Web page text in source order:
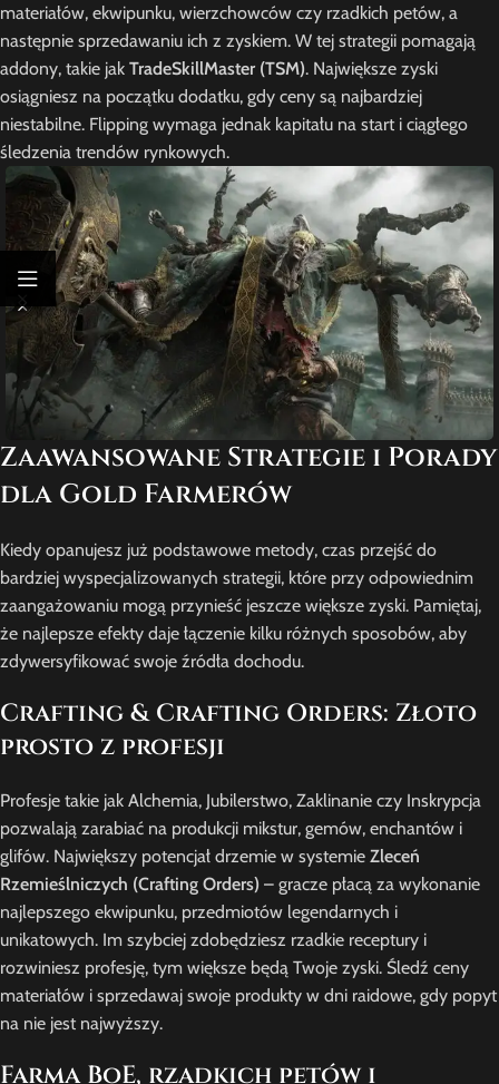
materiałów, ekwipunku, wierzchowców czy rzadkich petów, a
następnie sprzedawaniu ich z zyskiem. W tej strategii pomagają
addony, takie jak TradeSkillMaster (TSM). Największe zyski
osiągniesz na początku dodatku, gdy ceny są najbardziej
niestabilne. Flipping wymaga jednak kapitału na start i ciągłego
śledzenia trendów rynkowych.
Zaawansowane Strategie i Porady
dla Gold Farmerów
Kiedy opanujesz już podstawowe metody, czas przejść do
bardziej wyspecjalizowanych strategii, które przy odpowiednim
zaangażowaniu mogą przynieść jeszcze większe zyski. Pamiętaj,
że najlepsze efekty daje łączenie kilku różnych sposobów, aby
zdywersyfikować swoje źródła dochodu.
Crafting & Crafting Orders: Złoto
prosto z profesji
Profesje takie jak Alchemia, Jubilerstwo, Zaklinanie czy Inskrypcja
pozwalają zarabiać na produkcji mikstur, gemów, enchantów i
glifów. Największy potencjał drzemie w systemie Zleceń
Rzemieślniczych (Crafting Orders) – gracze płacą za wykonanie
najlepszego ekwipunku, przedmiotów legendarnych i
unikatowych. Im szybciej zdobędziesz rzadkie receptury i
rozwiniesz profesję, tym większe będą Twoje zyski. Śledź ceny
materiałów i sprzedawaj swoje produkty w dni raidowe, gdy popyt
na nie jest najwyższy.
Farma BoE, rzadkich petów i